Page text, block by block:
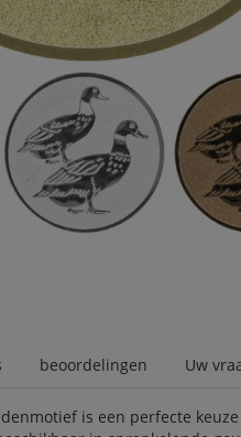
beoordelingen Uw
is een perfecte